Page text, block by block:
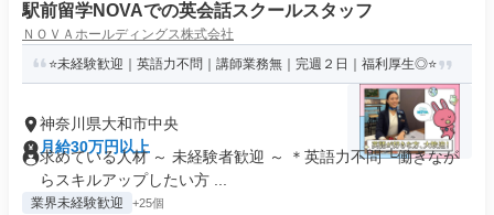
駅前留学NOVAでの英会話スクールスタッフ
ＮＯＶＡホールディングス株式会社
⭐未経験歓迎｜英語力不問｜講師業務無｜完週２日｜福利厚生◎⭐
神奈川県大和市中央
月給30万円以上
求めている人材 ～ 未経験者歓迎 ～ ＊英語力不問 └働きなが
らスキルアップしたい方 ...
業界未経験歓迎 +25個